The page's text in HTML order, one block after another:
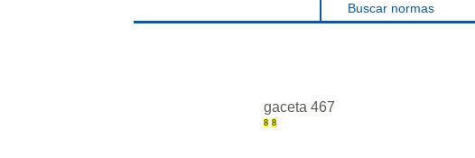
Buscar normas
gaceta 467
8 8